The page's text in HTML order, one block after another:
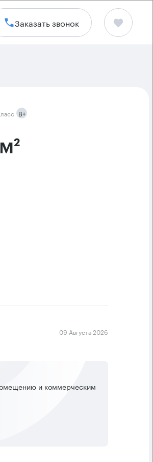
Заказать звонок
B+
09 Августа 2026
и коммерческим